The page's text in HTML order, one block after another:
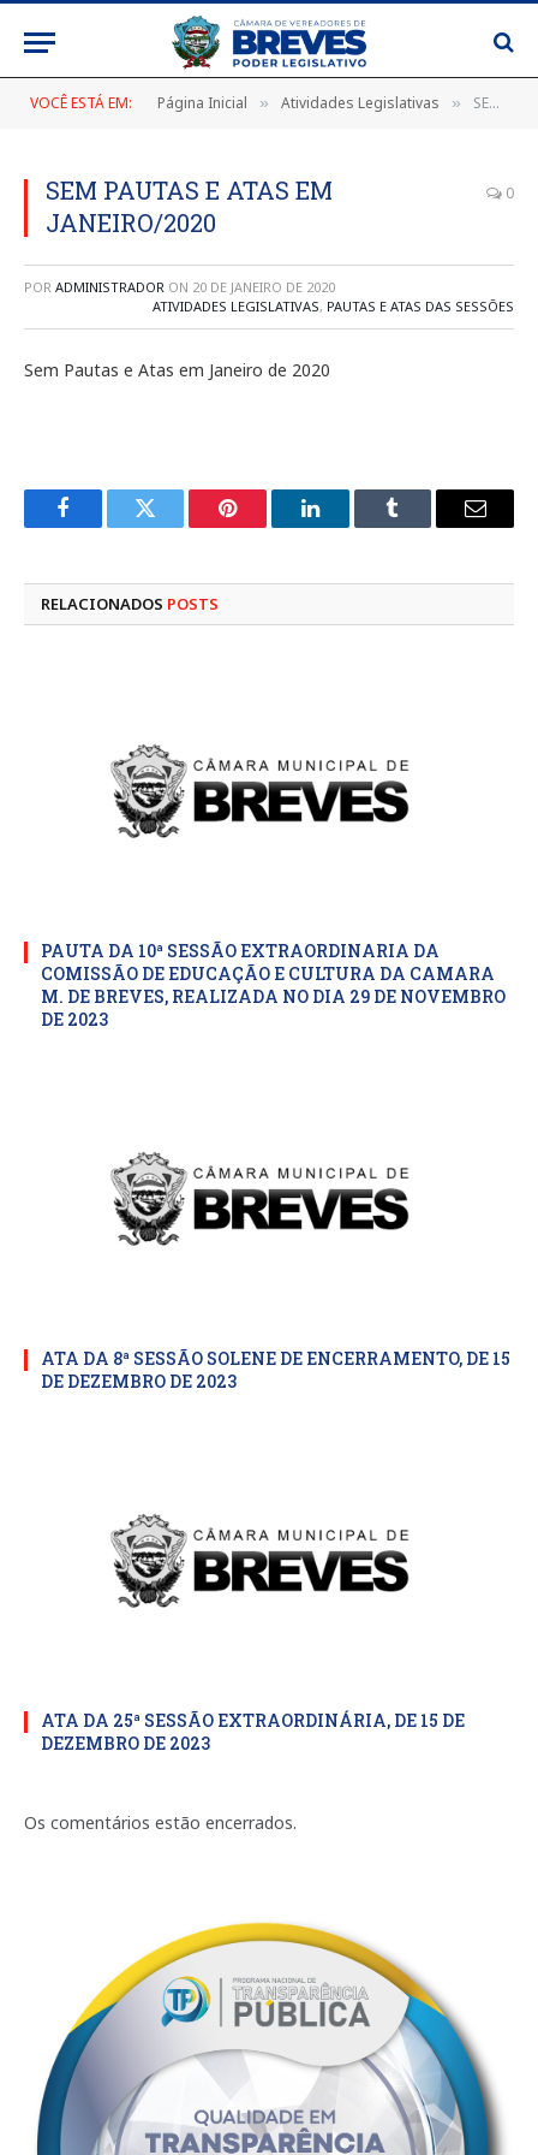
VOCÊ ESTÁ EM: Página Inicial » Atividades Legislativas » SEM PAUTAS E ATAS EM JANEIRO/2020
SEM PAUTAS E ATAS EM
JANEIRO/2020
0
POR ADMINISTRADOR ON 20 DE JANEIRO DE 2020
ATIVIDADES LEGISLATIVAS, PAUTAS E ATAS DAS SESSÕES
Sem Pautas e Atas em Janeiro de 2020
FacebookTwitter Pinterest LinkedInTumblr
E-
RELACIONADOS POSTS
PAUTA DA 10ª SESSÃO EXTRAORDINARIA DA
COMISSÃO DE EDUCAÇÃO E CULTURA DA CAMARA
M. DE BREVES, REALIZADA NO DIA 29 DE NOVEMBRO
DE 2023
ATA DA 8ª SESSÃO SOLENE DE ENCERRAMENTO, DE 15
DE DEZEMBRO DE 2023
ATA DA 25ª SESSÃO EXTRAORDINÁRIA, DE 15 DE
DEZEMBRO DE 2023
Os comentários estão encerrados.